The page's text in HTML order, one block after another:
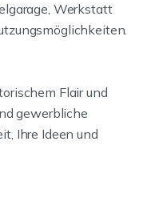
Werkstatt
Flair und
gewerbliche
Ihre Ideen und